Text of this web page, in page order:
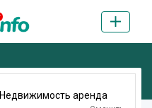
Недвижимость аренда